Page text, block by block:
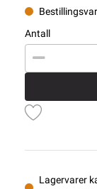
Antall
Lagervarer